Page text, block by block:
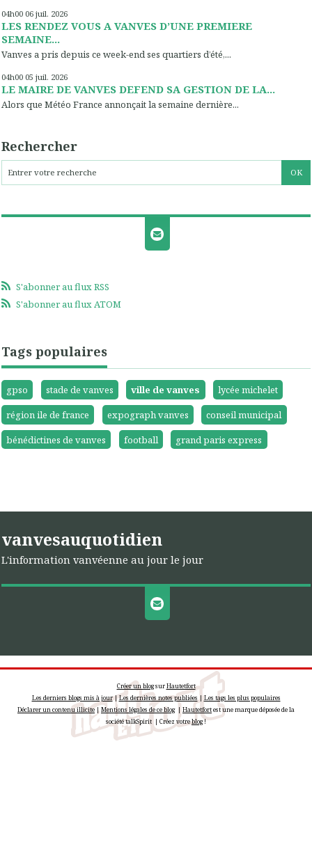
04h00 06 juil. 2026
LES RENDEZ VOUS A VANVES D’UNE PREMIERE
SEMAINE...
Vanves a pris depuis ce week-end ses quartiers d’été,...
04h00 05 juil. 2026
LE MAIRE DE VANVES DEFEND SA GESTION DE LA...
Alors que Météo France annonçait la semaine dernière...
Rechercher
S'abonner au flux RSS
S'abonner au flux ATOM
Tags populaires
gpso stade de vanves ville de vanves
lycée michelet
région ile de france
expograph vanves
conseil municipal
bénédictines de vanves
football grand paris express
vanvesauquotidien
L'information vanvéenne au jour le jour
Créer un blogsurHautetfort
Les derniers blogs mis à jour|Les dernières notes publiées |Les tags les plus populaires
Déclarer un contenu illicite|Mentions légales de ce blog| Hautetfortest une marque déposée de la
société talkSpirit | Créez votreblog!